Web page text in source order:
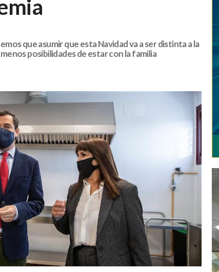
que asumir que esta Navidad va a ser distinta a la
posibilidades de estar con la familia